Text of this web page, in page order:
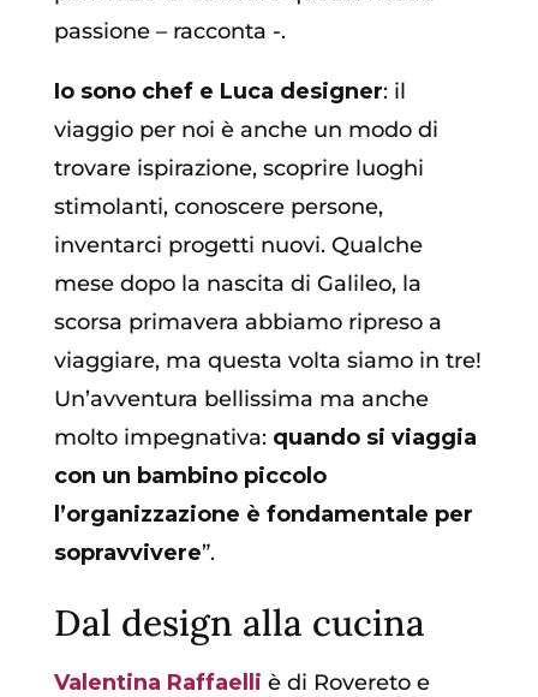
passione – racconta -.
Io sono chef e Luca designer: il
viaggio per noi è anche un modo di
trovare ispirazione, scoprire luoghi
stimolanti, conoscere persone,
inventarci progetti nuovi. Qualche
mese dopo la nascita di Galileo, la
scorsa primavera abbiamo ripreso a
viaggiare, ma questa volta siamo in tre!
Un’avventura bellissima ma anche
molto impegnativa: quando si viaggia
con un bambino piccolo
l’organizzazione è fondamentale per
sopravvivere”.
Dal design alla cucina
Valentina Raffaelli è di Rovereto e